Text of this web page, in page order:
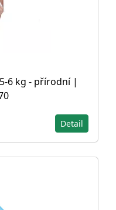
6 kg - přírodní |
Detail